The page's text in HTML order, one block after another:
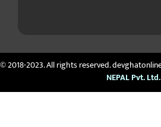
© 2018-2023. All rights reserved.
NEPAL Pvt. Ltd.